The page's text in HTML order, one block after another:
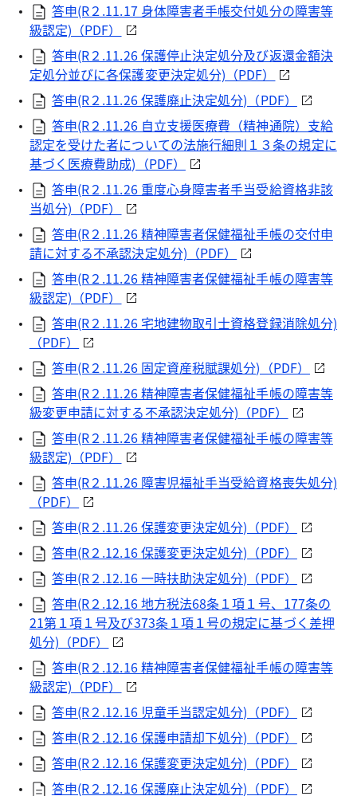
答申(R２.11.17 身体障害者手帳交付処分の障害等
級認定)（PDF）
答申(R２.11.26 保護停止決定処分及び返還金額決
定処分並びに各保護変更決定処分)（PDF）
答申(R２.11.26 保護廃止決定処分)（PDF）
答申(R２.11.26 自立支援医療費（精神通院）支給
認定を受けた者についての法施行細則１３条の規定に
基づく医療費助成)（PDF）
答申(R２.11.26 重度心身障害者手当受給資格非該
当処分)（PDF）
答申(R２.11.26 精神障害者保健福祉手帳の交付申
請に対する不承認決定処分)（PDF）
答申(R２.11.26 精神障害者保健福祉手帳の障害等
級認定)（PDF）
答申(R２.11.26 宅地建物取引士資格登録消除処分)
（PDF）
答申(R２.11.26 固定資産税賦課処分)（PDF）
答申(R２.11.26 精神障害者保健福祉手帳の障害等
級変更申請に対する不承認決定処分)（PDF）
答申(R２.11.26 精神障害者保健福祉手帳の障害等
級認定)（PDF）
答申(R２.11.26 障害児福祉手当受給資格喪失処分)
（PDF）
答申(R２.11.26 保護変更決定処分)（PDF）
答申(R２.12.16 保護変更決定処分)（PDF）
答申(R２.12.16 一時扶助決定処分)（PDF）
答申(R２.12.16 地方税法68条１項１号、177条の
21第１項１号及び373条１項１号の規定に基づく差押
処分)（PDF）
答申(R２.12.16 精神障害者保健福祉手帳の障害等
級認定)（PDF）
答申(R２.12.16 児童手当認定処分)（PDF）
答申(R２.12.16 保護申請却下処分)（PDF）
答申(R２.12.16 保護変更決定処分)（PDF）
答申(R２.12.16 保護廃止決定処分)（PDF）